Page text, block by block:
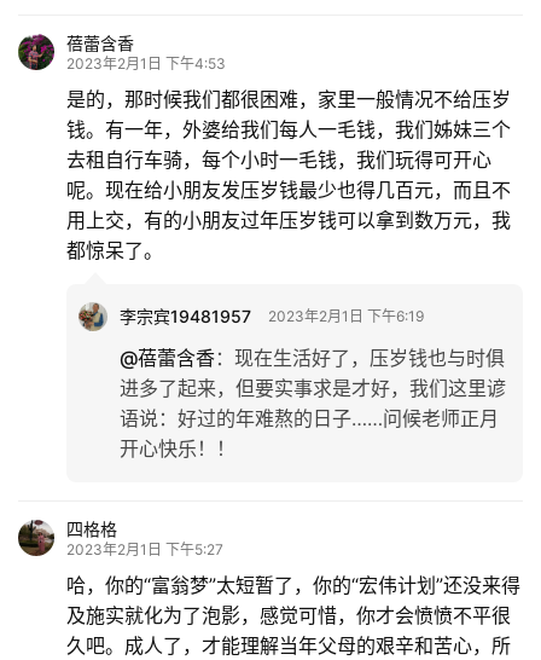
蓓蕾含香
2023年2月1日 下午4:53
是的，那时候我们都很困难，家里一般情况不给压岁
钱。有一年，外婆给我们每人一毛钱，我们姊妹三个
去租自行车骑，每个小时一毛钱，我们玩得可开心
呢。现在给小朋友发压岁钱最少也得几百元，而且不
用上交，有的小朋友过年压岁钱可以拿到数万元，我
都惊呆了。
李宗宾19481957 2023年2月1日 下午6:19
@蓓蕾含香： 现在生活好了，压岁钱也与时俱
进多了起来，但要实事求是才好，我们这里谚
语说：好过的年难熬的日子……问候老师正月
开心快乐！！
四格格
2023年2月1日 下午5:27
哈，你的“富翁梦”太短暂了，你的“宏伟计划”还没来得
及施实就化为了泡影，感觉可惜，你才会愤愤不平很
久吧。成人了，才能理解当年父母的艰辛和苦心，所